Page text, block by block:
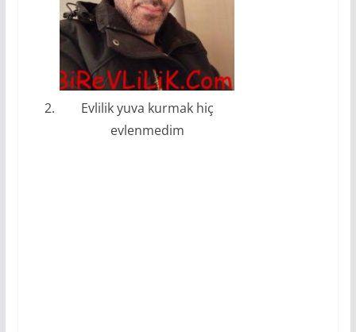
Evlilik yuva kurmak hiç
evlenmedim